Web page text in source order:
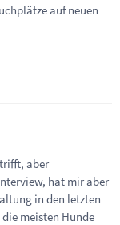
auf neuen
aber
hat mir aber
in den letzten
meisten Hunde